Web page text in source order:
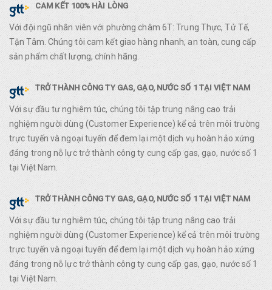
CAM KẾT 100% HÀI LÒNG
Với đội ngũ nhân viên với phường châm 6T: Trung Thực, Tử Tế,
Tận Tâm. Chúng tôi cam kết giao hàng nhanh, an toàn, cung cấp
sản phẩm chất lượng, chính hãng.
TRỞ THÀNH CÔNG TY GAS, GẠO, NƯỚC SỐ 1 TẠI VIỆT NAM
Với sự đầu tư nghiêm túc, chúng tôi tập trung nâng cao trải
nghiệm người dùng (Customer Experience) kể cả trên môi trường
trực tuyến và ngoại tuyến để đem lại một dịch vụ hoàn hảo xứng
đáng trong nỗ lực trở thành công ty cung cấp gas, gạo, nước số 1
tại Việt Nam.
TRỞ THÀNH CÔNG TY GAS, GẠO, NƯỚC SỐ 1 TẠI VIỆT NAM
Với sự đầu tư nghiêm túc, chúng tôi tập trung nâng cao trải
nghiệm người dùng (Customer Experience) kể cả trên môi trường
trực tuyến và ngoại tuyến để đem lại một dịch vụ hoàn hảo xứng
đáng trong nỗ lực trở thành công ty cung cấp gas, gạo, nước số 1
tại Việt Nam.